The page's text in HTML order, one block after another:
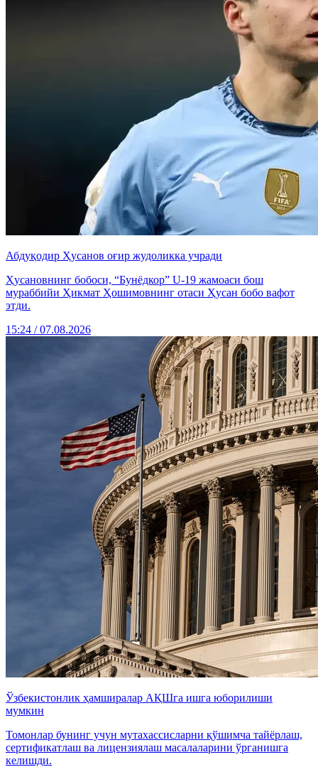
Абдуқодир Ҳусанов оғир жудоликка учради
Ҳусановнинг бобоси, “Бунёдкор” U-19 жамоаси бош
мураббийи Ҳикмат Ҳошимовнинг отаси Ҳусан бобо вафот
этди.
15:24 / 07.08.2026
Ўзбекистонлик ҳамширалар АҚШга ишга юборилиши
мумкин
Томонлар бунинг учун мутахассисларни қўшимча тайёрлаш,
сертификатлаш ва лицензиялаш масалаларини ўрганишга
келишди.